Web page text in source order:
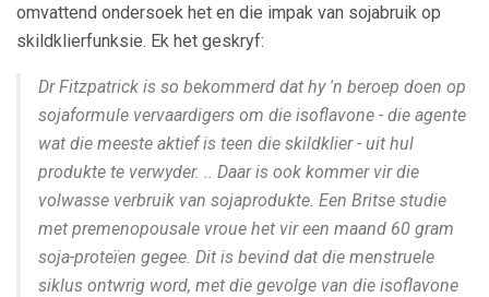
omvattend ondersoek het en die impak van sojabruik op
skildklierfunksie. Ek het geskryf:
Dr Fitzpatrick is so bekommerd dat hy 'n beroep doen op
sojaformule vervaardigers om die isoflavone - die agente
wat die meeste aktief is teen die skildklier - uit hul
produkte te verwyder. .. Daar is ook kommer vir die
volwasse verbruik van sojaprodukte. Een Britse studie
met premenopousale vroue het vir een maand 60 gram
soja-proteïen gegee. Dit is bevind dat die menstruele
siklus ontwrig word, met die gevolge van die isoflavone